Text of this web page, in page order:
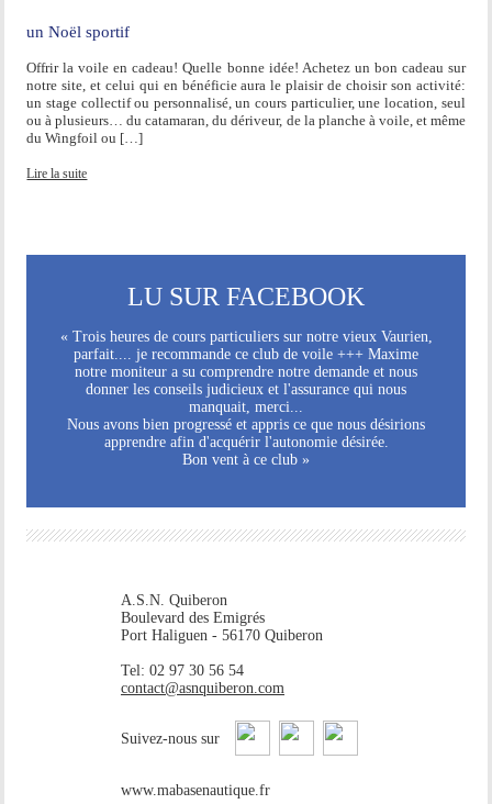
un Noël sportif
Offrir la voile en cadeau! Quelle bonne idée! Achetez un bon cadeau sur
notre site, et celui qui en bénéficie aura le plaisir de choisir son activité:
un stage collectif ou personnalisé, un cours particulier, une location, seul
ou à plusieurs… du catamaran, du dériveur, de la planche à voile, et même
du Wingfoil ou […]
Lire la suite
LU SUR FACEBOOK
« Trois heures de cours particuliers sur notre vieux Vaurien,
parfait.... je recommande ce club de voile +++ Maxime
notre moniteur a su comprendre notre demande et nous
donner les conseils judicieux et l'assurance qui nous
manquait, merci...
Nous avons bien progressé et appris ce que nous désirions
apprendre afin d'acquérir l'autonomie désirée.
Bon vent à ce club »
A.S.N. Quiberon
Boulevard des Emigrés
Port Haliguen - 56170 Quiberon
Tel: 02 97 30 56 54
contact@asnquiberon.com
Suivez-nous sur
www.mabasenautique.fr